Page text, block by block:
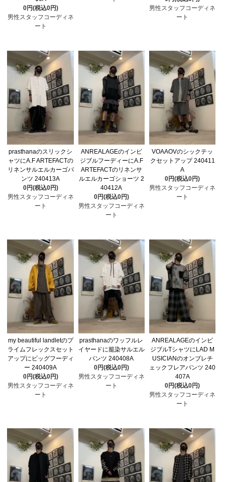
0円(税込0円)
男性スタッフコーディネ
ート
男性スタッフコーディネ
ート
prasthanaのスリックシ
ャツにA.F ARTEFACTの
リネンサルエルカーゴパ
ンツ 240413A
0円(税込0円)
男性スタッフコーディネ
ート
ANREALAGEのインビ
ジブルフーディーにA.F
ARTEFACTのリネンサ
ルエルカーゴショーツ 2
40412A
0円(税込0円)
男性スタッフコーディネ
ート
VOAAOVのシックテッ
クセットアップ 240411
A
0円(税込0円)
男性スタッフコーディネ
ート
my beautiful landletのプ
ライムフレックスセット
アップにビッグフーディ
ー 240409A
0円(税込0円)
男性スタッフコーディネ
ート
prasthanaのワッフルレ
イヤードに籠染サルエル
パンツ 240408A
0円(税込0円)
男性スタッフコーディネ
ート
ANREALAGEのインビ
ジブルTシャツにLAD M
USICIANのオンブレチ
ェックフレアパンツ 240
407A
0円(税込0円)
男性スタッフコーディネ
ート